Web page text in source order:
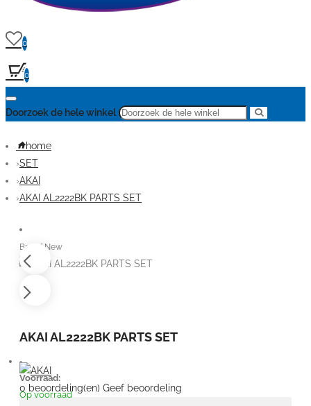
0
0
Doorzoek de hele winkel
home
SET
AKAI
AKAI AL2222BK PARTS SET
Brand New
AKAI AL2222BK PARTS SET
Voorraad:
Op voorraad
0 beoordeling(en) Geef beoordeling